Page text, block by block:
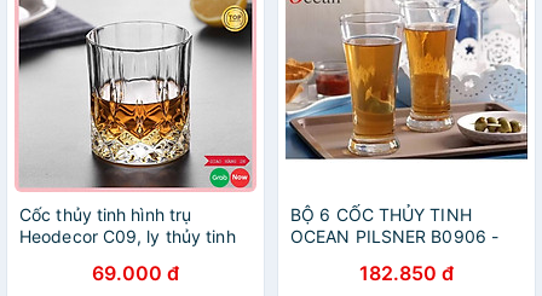
Cốc thủy tinh hình trụ
Heodecor C09, ly thủy tinh
69.000 đ
BỘ 6 CỐC THỦY TINH
OCEAN PILSNER B0906 -
182.850 đ